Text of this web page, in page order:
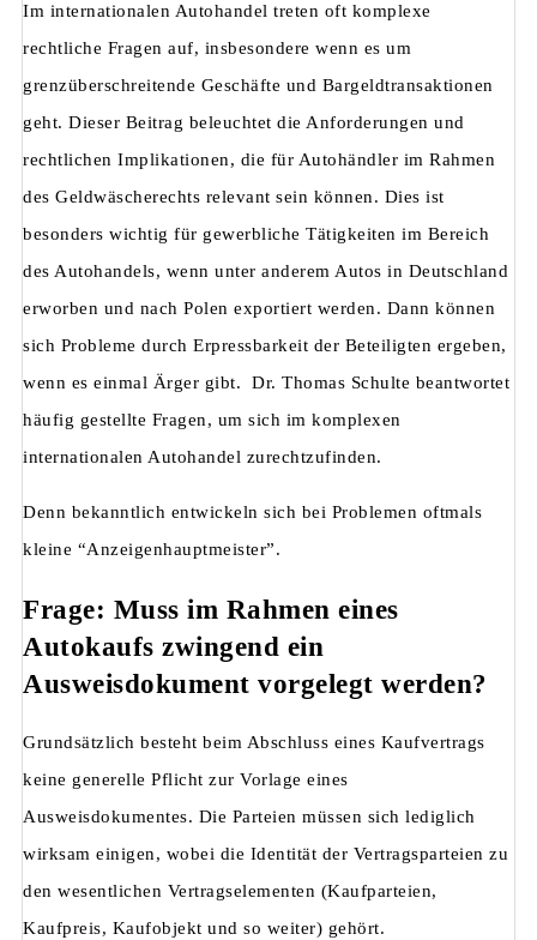
Im internationalen Autohandel treten oft komplexe
rechtliche Fragen auf, insbesondere wenn es um
grenzüberschreitende Geschäfte und Bargeldtransaktionen
geht. Dieser Beitrag beleuchtet die Anforderungen und
rechtlichen Implikationen, die für Autohändler im Rahmen
des Geldwäscherechts relevant sein können. Dies ist
besonders wichtig für gewerbliche Tätigkeiten im Bereich
des Autohandels, wenn unter anderem Autos in Deutschland
erworben und nach Polen exportiert werden. Dann können
sich Probleme durch Erpressbarkeit der Beteiligten ergeben,
wenn es einmal Ärger gibt. Dr. Thomas Schulte beantwortet
häufig gestellte Fragen, um sich im komplexen
internationalen Autohandel zurechtzufinden.
Denn bekanntlich entwickeln sich bei Problemen oftmals
kleine “Anzeigenhauptmeister”.
Frage: Muss im Rahmen eines
Autokaufs zwingend ein
Ausweisdokument vorgelegt werden?
Grundsätzlich besteht beim Abschluss eines Kaufvertrags
keine generelle Pflicht zur Vorlage eines
Ausweisdokumentes. Die Parteien müssen sich lediglich
wirksam einigen, wobei die Identität der Vertragsparteien zu
den wesentlichen Vertragselementen (Kaufparteien,
Kaufpreis, Kaufobjekt und so weiter) gehört.